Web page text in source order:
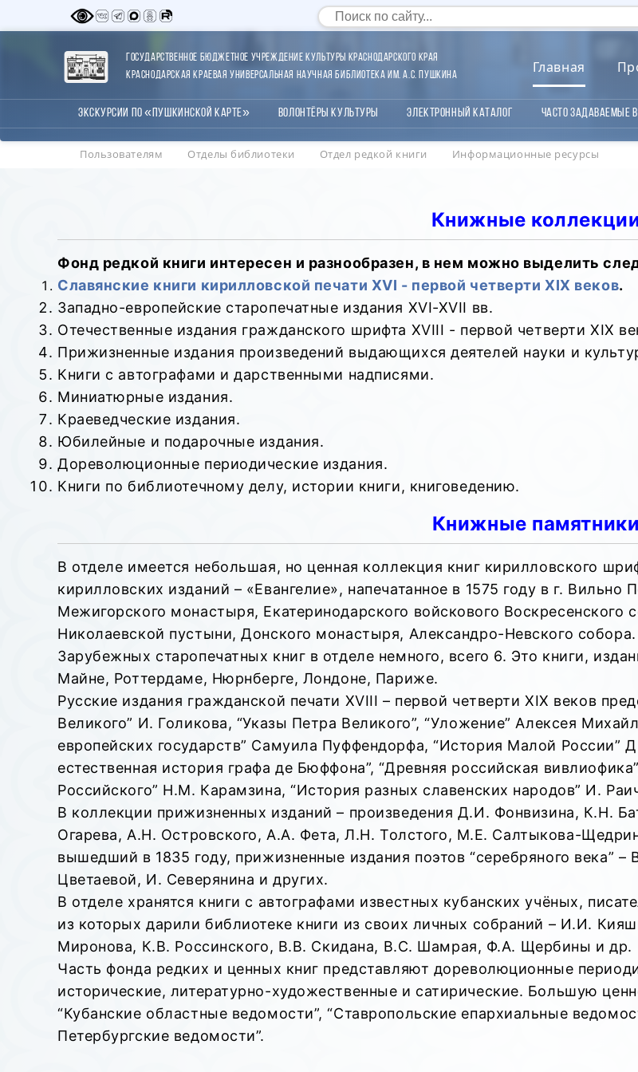
Государственное бюджетное учреждение культуры Краснодарского края
Краснодарская краевая универсальная научная библиотека им. А.С. Пушкина
Главная
Экскурсии по «Пушкинской карте» Волонтёры Культуры Электронный каталог Часто задаваемые
Пользователям Отделы библиотеки Отдел редкой книги Информационные ресурсы
Книжные
Фонд редкой книги интересен и разнообразен, в нем можно выделить
Славянские книги кирилловской печати XVI - первой четверти XIX веков.
Западно-европейские старопечатные издания XVI-XVII вв.
Отечественные издания гражданского шрифта XVIII - первой четверти XIX
Прижизненные издания произведений выдающихся деятелей науки и
Книги с автографами и дарственными надписями.
Миниатюрные издания.
Краеведческие издания.
Юбилейные и подарочные издания.
Дореволюционные периодические издания.
Книги по библиотечному делу, истории книги, книговедению.
Книжные памятники
В отделе имеется небольшая, но ценная коллекция книг кирилловского
кирилловских изданий – «Евангелие», напечатанное в 1575 году в г.
Межигорского монастыря, Екатеринодарского войскового
Николаевской пустыни, Донского монастыря, Александро-Невского собора.
Зарубежных старопечатных книг в отделе немного, всего 6. Это книги,
Майне, Роттердаме, Нюрнберге, Лондоне, Париже.
Русские издания гражданской печати XVIII – первой четверти XIX веков
Великого” И. Голикова, “Указы Петра Великого”, “Уложение” Алексея
европейских государств” Самуила Пуффендорфа, “История Малой России”
естественная история графа де Бюффона”, “Древняя российская
Российского” Н.М. Карамзина, “История разных славенских народов” И.
В коллекции прижизненных изданий – произведения Д.И. Фонвизина, К.Н.
Огарева, А.Н. Островского, А.А. Фета, Л.Н. Толстого, М.Е. Салтыкова-
вышедший в 1835 году, прижизненные издания поэтов “серебряного века”
Цветаевой, И. Северянина и других.
В отделе хранятся книги с автографами известных кубанских учёных,
из которых дарили библиотеке книги из своих личных собраний – И.И.
Миронова, К.В. Россинского, В.В. Скидана, В.С. Шамрая, Ф.А. Щербины и др.
Часть фонда редких и ценных книг представляют дореволюционные
исторические, литературно-художественные и сатирические. Большую
“Кубанские областные ведомости”, “Ставропольские епархиальные
Петербургские ведомости”.